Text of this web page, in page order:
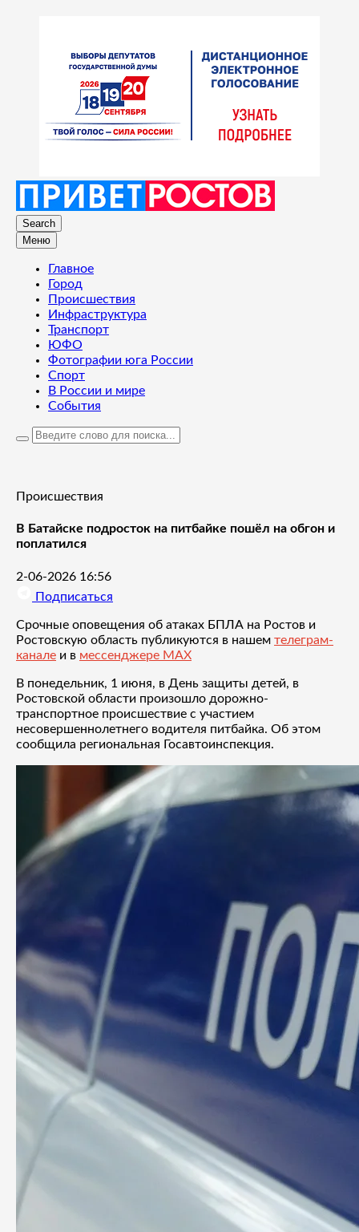
Search
Меню
Главное
Город
Происшествия
Инфраструктура
Транспорт
ЮФО
Фотографии юга России
Спорт
В России и мире
События
Происшествия
В Батайске подросток на питбайке пошёл на обгон и
поплатился
2-06-2026 16:56
Подписаться
Срочные оповещения об атаках БПЛА на Ростов и
Ростовскую область публикуются в нашем телеграм-
канале и в мессенджере MAX
В понедельник, 1 июня, в День защиты детей, в
Ростовской области произошло дорожно-
транспортное происшествие с участием
несовершеннолетнего водителя питбайка. Об этом
сообщила региональная Госавтоинспекция.